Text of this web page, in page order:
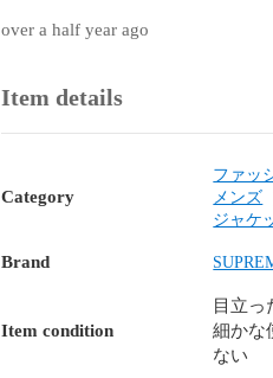
【備考】販売店は「ベクトル太田
商品のお問い合わせの回答を休止
品詳細等をご確認の上ご購入くだ
★本商品は一点物です
他サイトや店舗にて販売してい
になることもございます。予めご
over a half year ago
Item details
Category
ファッ
メンズ
ジャケ
Brand
Item condition
目立っ
細かな
ない